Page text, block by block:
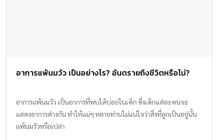
อาการแพ้นมวัว เป็นอย่างไร? อันตรายถึงชีวิตหรือไม่?
อาการแพ้นมวัว เป็นอาการที่พบได้บ่อยในเด็ก ซึ่งเด็กแต่ละคนจะ
แสดงอาการต่างกัน ทำให้แม่ๆ หลายท่านไม่แน่ใจว่าสิ่งที่ลูกเป็นอยู่นั้น
แพ้นมวัวหรือเปล่า